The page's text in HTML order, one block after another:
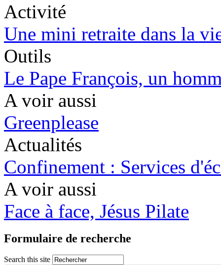
Activité
Une mini retraite dans la
Outils
Le Pape François, un
A voir aussi
Greenplease
Actualités
Confinement : Services
A voir aussi
Face à face, Jésus Pilate
Formulaire de recherche
Search this site